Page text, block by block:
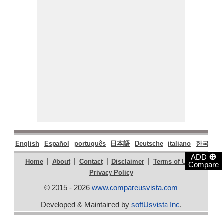
ADD ⊕
Compare
English Español português 日本語 Deutsche italiano 한국어
Home | About | Contact | Disclaimer | Terms of Use |
Privacy Policy
© 2015 - 2026 www.compareusvista.com
Developed & Maintained by softUsvista Inc.